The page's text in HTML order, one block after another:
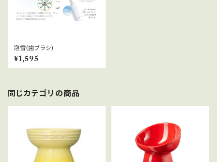
泡雪(歯ブラシ)
¥1,595
同じカテゴリの商品